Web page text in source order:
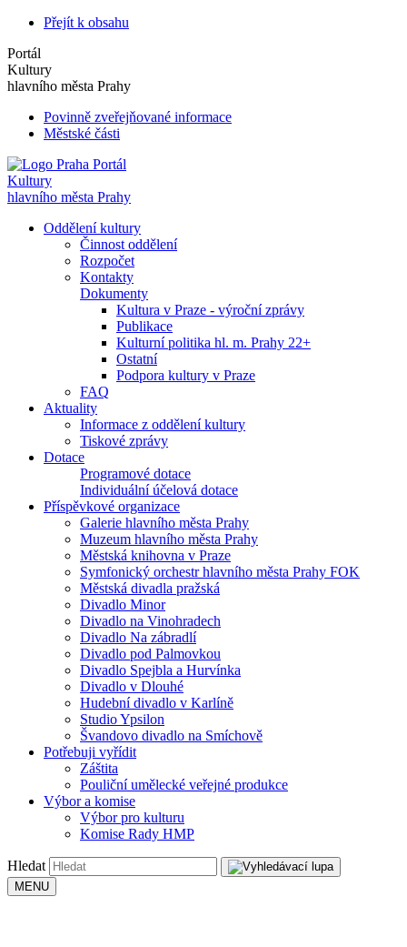
Přejít k obsahu
Portál
Kultury
hlavního města Prahy
Povinně zveřejňované informace
Městské části
Portál
Kultury
hlavního města Prahy
Oddělení kultury
Činnost oddělení
Rozpočet
Kontakty
Dokumenty
Kultura v Praze - výroční zprávy
Publikace
Kulturní politika hl. m. Prahy 22+
Ostatní
Podpora kultury v Praze
FAQ
Aktuality
Informace z oddělení kultury
Tiskové zprávy
Dotace
Programové dotace
Individuální účelová dotace
Příspěvkové organizace
Galerie hlavního města Prahy
Muzeum hlavního města Prahy
Městská knihovna v Praze
Symfonický orchestr hlavního města Prahy FOK
Městská divadla pražská
Divadlo Minor
Divadlo na Vinohradech
Divadlo Na zábradlí
Divadlo pod Palmovkou
Divadlo Spejbla a Hurvínka
Divadlo v Dlouhé
Hudební divadlo v Karlíně
Studio Ypsilon
Švandovo divadlo na Smíchově
Potřebuji vyřídit
Záštita
Pouliční umělecké veřejné produkce
Výbor a komise
Výbor pro kulturu
Komise Rady HMP
Hledat
MENU